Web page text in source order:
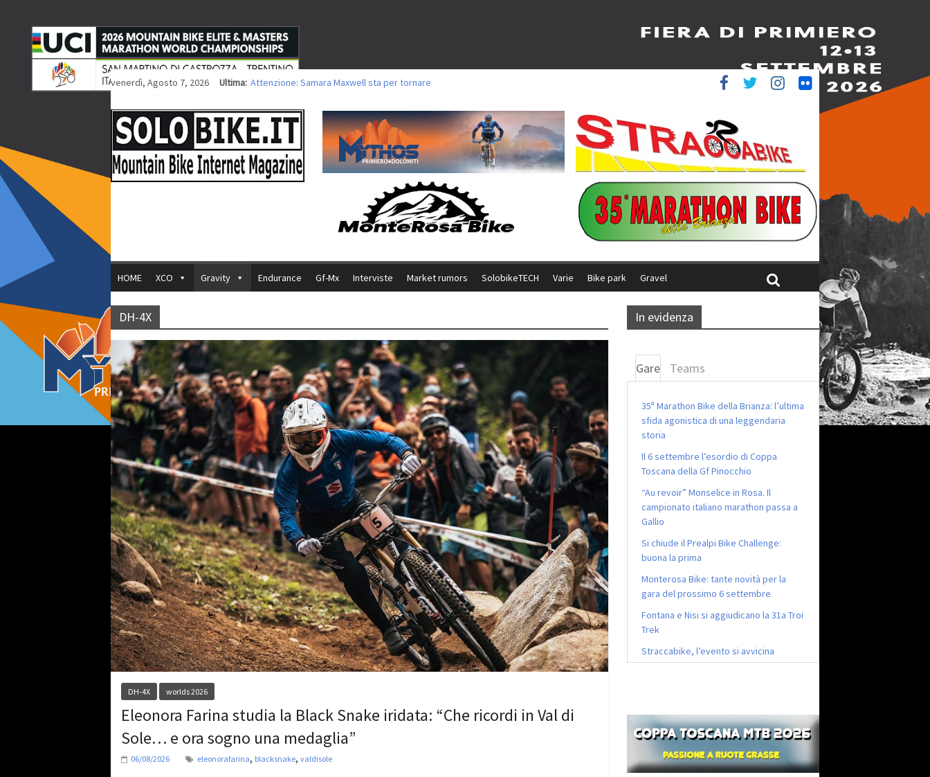
venerdì, Agosto 7, 2026 Ultima: Attenzione: Samara Maxwell sta per tornare
Europei XCO: vittorie per Ghibaudo, Grossmann e Gallis. Signorelli 5^ la migliore tra gli italiani
35ª Marathon Bike della Brianza: l’ultima sfida agonistica di una leggendaria storia
Europei MTB: il Team Relay firma il secondo argento azzurro a Monteceneri
HOME XCO Gravity Endurance Gf-Mx Interviste Market rumors SolobikeTECH Varie Bike park Gravel
DH-4X
DH-4X worlds 2026
Eleonora Farina studia la Black Snake iridata: “Che ricordi in Val di
Sole… e ora sogno una medaglia”
06/08/2026 eleonorafarina, blacksnake, valdisole
In evidenza
Gare Teams
35ª Marathon Bike della Brianza: l’ultima
sfida agonistica di una leggendaria
storia
Il 6 settembre l’esordio di Coppa
Toscana della Gf Pinocchio
“Au revoir” Monselice in Rosa. Il
campionato italiano marathon passa a
Gallio
Si chiude il Prealpi Bike Challenge:
buona la prima
Monterosa Bike: tante novità per la
gara del prossimo 6 settembre
Fontana e Nisi si aggiudicano la 31a Troi
Trek
Straccabike, l’evento si avvicina